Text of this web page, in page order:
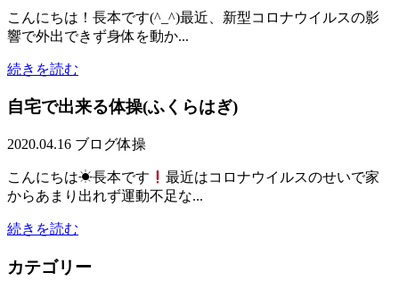
こんにちは！長本です(^_^)最近、新型コロナウイルスの影
響で外出できず身体を動か...
続きを読む
自宅で出来る体操(ふくらはぎ)
2020.04.16 ブログ体操
こんにちは☀長本です
最近はコロナウイルスのせいで家
からあまり出れず運動不足な...
続きを読む
カテゴリー